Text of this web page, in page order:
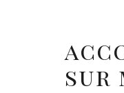
sur